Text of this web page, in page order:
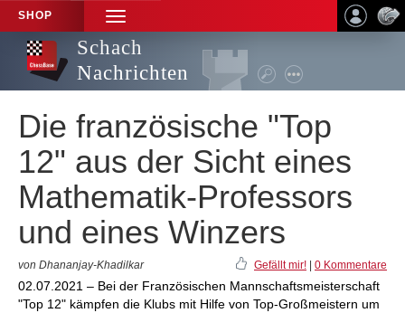
SHOP
TOGGLE
NAVIGATION
Schach
Nachrichten
Die französische "Top
12" aus der Sicht eines
Mathematik-Professors
und eines Winzers
von Dhananjay-Khadilkar Gefällt mir! 0 Kommentare
02.07.2021 – Bei der Französischen Mannschaftsmeisterschaft
"Top 12" kämpfen die Klubs mit Hilfe von Top-Großmeistern um